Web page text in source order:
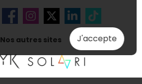
Nos autres sites J'accepte